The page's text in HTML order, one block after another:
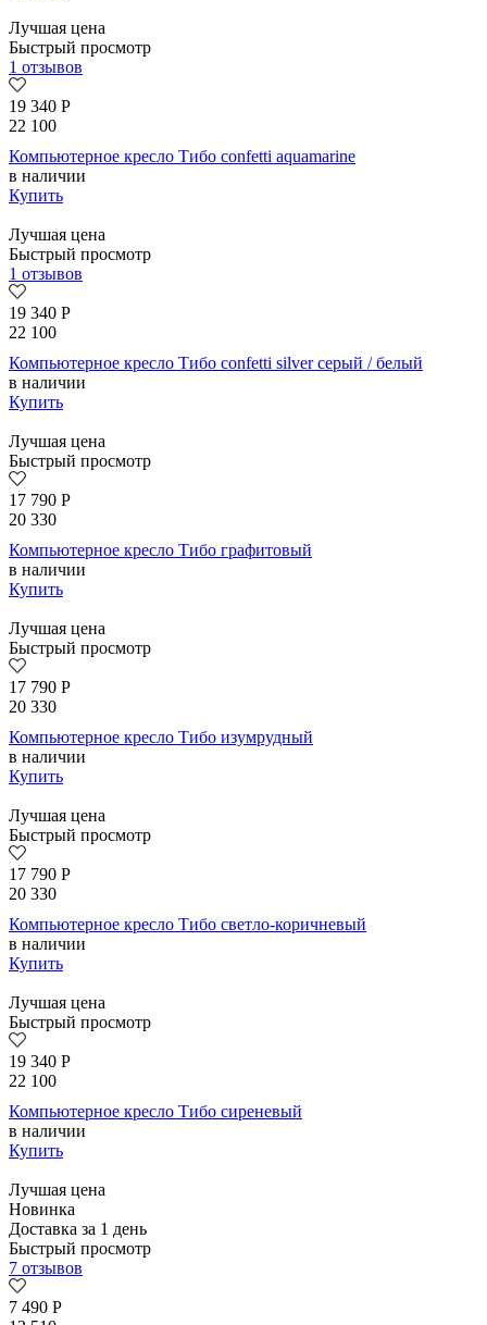
Лучшая цена
Быстрый просмотр
1 отзывов
19 340 Р
22 100
Компьютерное кресло Тибо confetti aquamarine
в наличии
Купить
Лучшая цена
Быстрый просмотр
1 отзывов
19 340 Р
22 100
Компьютерное кресло Тибо confetti silver серый / белый
в наличии
Купить
Лучшая цена
Быстрый просмотр
17 790 Р
20 330
Компьютерное кресло Тибо графитовый
в наличии
Купить
Лучшая цена
Быстрый просмотр
17 790 Р
20 330
Компьютерное кресло Тибо изумрудный
в наличии
Купить
Лучшая цена
Быстрый просмотр
17 790 Р
20 330
Компьютерное кресло Тибо светло-коричневый
в наличии
Купить
Лучшая цена
Быстрый просмотр
19 340 Р
22 100
Компьютерное кресло Тибо сиреневый
в наличии
Купить
Лучшая цена
Новинка
Доставка за 1 день
Быстрый просмотр
7 отзывов
7 490 Р